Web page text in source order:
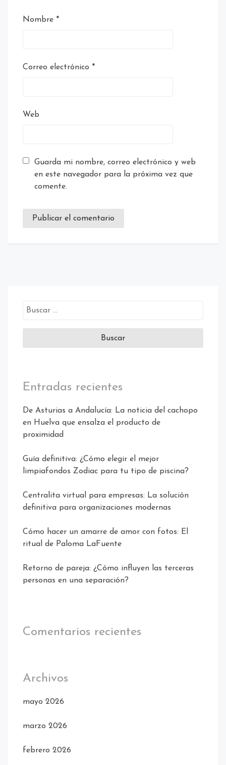
Nombre *
Correo electrónico *
Web
Guarda mi nombre, correo electrónico y web
en este navegador para la próxima vez que
comente.
Buscar:
Entradas recientes
De Asturias a Andalucía: La noticia del cachopo
en Huelva que ensalza el producto de
proximidad
Guía definitiva: ¿Cómo elegir el mejor
limpiafondos Zodiac para tu tipo de piscina?
Centralita virtual para empresas: La solución
definitiva para organizaciones modernas
Cómo hacer un amarre de amor con fotos: El
ritual de Paloma LaFuente
Retorno de pareja: ¿Cómo influyen las terceras
personas en una separación?
Comentarios recientes
Archivos
mayo 2026
marzo 2026
febrero 2026